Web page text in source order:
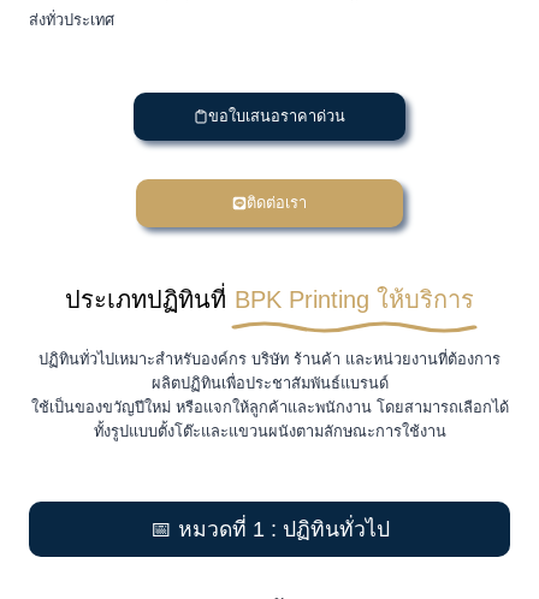
ส่งทั่วประเทศ
ขอใบเสนอราคาด่วน
ติดต่อเรา
ประเภทปฏิทินที่ BPK Printing ให้บริการ
ปฏิทินทั่วไปเหมาะสำหรับองค์กร บริษัท ร้านค้า และหน่วยงานที่ต้องการ
ผลิตปฏิทินเพื่อประชาสัมพันธ์แบรนด์
ใช้เป็นของขวัญปีใหม่ หรือแจกให้ลูกค้าและพนักงาน โดยสามารถเลือกได้
ทั้งรูปแบบตั้งโต๊ะและแขวนผนังตามลักษณะการใช้งาน
📅 หมวดที่ 1 : ปฏิทินทั่วไป